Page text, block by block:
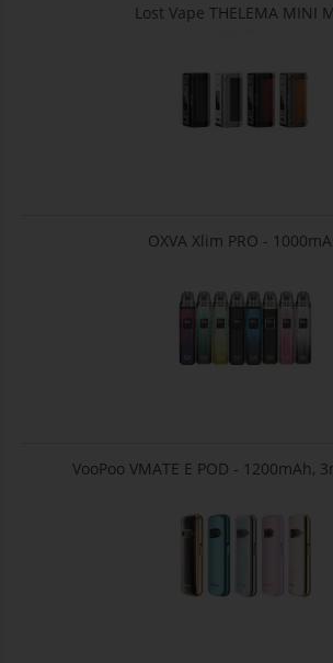
Lost Vape THELEMA MINI
OXVA Xlim PRO -
VooPoo VMATE E POD - 1200mAh,